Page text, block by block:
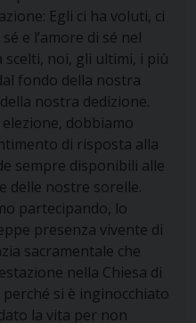
Egli ci ha voluti, ci
e l’amore di sé nel
scelti, noi, gli ultimi, i più
fondo della nostra
nostra dedizione.
dobbiamo
di risposta alla
sempre disponibili alle
delle nostre sorelle.
partecipando, lo
presenza vivente di
sacramentale che
nella Chiesa di
si è inginocchiato
la vita per non